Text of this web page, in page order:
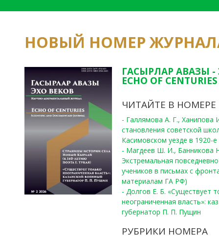
НОВЫЙ НОМЕР
ГАСЫРЛАР АВАЗЫ -
ECHO OF
ЧИТАЙТЕ В НОМЕРЕ
- Галлямова А. Г.,
становления советской
Касимовском уезде в 1920-е
- Магдеев Ш. И., Банникова
Экстремальная
учеников в письмах с
материалам ГА РФ)
- Долгов Е. Б. «Существует
неограниченная власть»:
губернатор П. П. Пущин
РУБРИКИ НОМЕРА